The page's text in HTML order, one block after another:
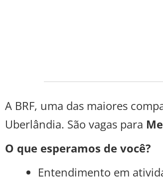
A BRF, uma das maiores
Uberlândia. São vagas para
O que esperamos de você?
Entendimento em